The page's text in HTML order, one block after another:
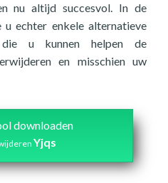
nu altijd succesvol. In de
u echter enkele alternatieve
die u kunnen helpen de
en misschien uw
downloaden
Yjqs